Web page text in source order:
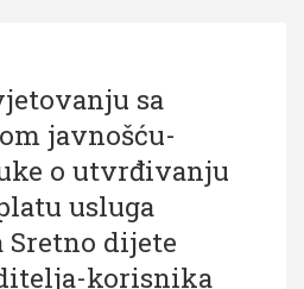
sa
javnošću-
o utvrđivanju
usluga
Sretno dijete
korisnika